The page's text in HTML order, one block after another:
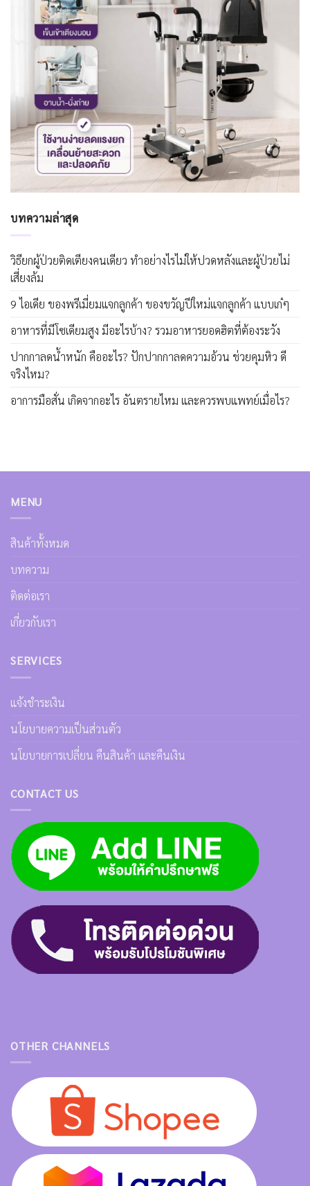
บทความล่าสุด
วิธียกผู้ป่วยติดเตียงคนเดียว ทำอย่างไรไม่ให้ปวดหลังและผู้ป่วยไม่
เสี่ยงล้ม
9 ไอเดีย ของพรีเมี่ยมแจกลูกค้า ของขวัญปีใหม่แจกลูกค้า แบบเก๋ๆ
อาหารที่มีโซเดียมสูง มีอะไรบ้าง? รวมอาหารยอดฮิตที่ต้องระวัง
ปากกาลดน้ำหนัก คืออะไร? ปักปากกาลดความอ้วน ช่วยคุมหิว ดี
จริงไหม?
อาการมือสั่น เกิดจากอะไร อันตรายไหม และควรพบแพทย์เมื่อไร?
MENU
สินค้าทั้งหมด
บทความ
ติดต่อเรา
เกี่ยวกับเรา
SERVICES
แจ้งชำระเงิน
นโยบายความเป็นส่วนตัว
นโยบายการเปลี่ยน คืนสินค้า และคืนเงิน
CONTACT US
OTHER CHANNELS